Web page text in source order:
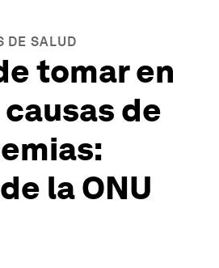
DE SALUD
tomar en
de
la ONU